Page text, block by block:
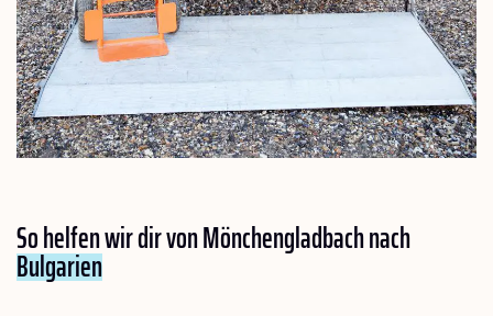
So helfen wir dir von Mönchengladbach nach
Bulgarien